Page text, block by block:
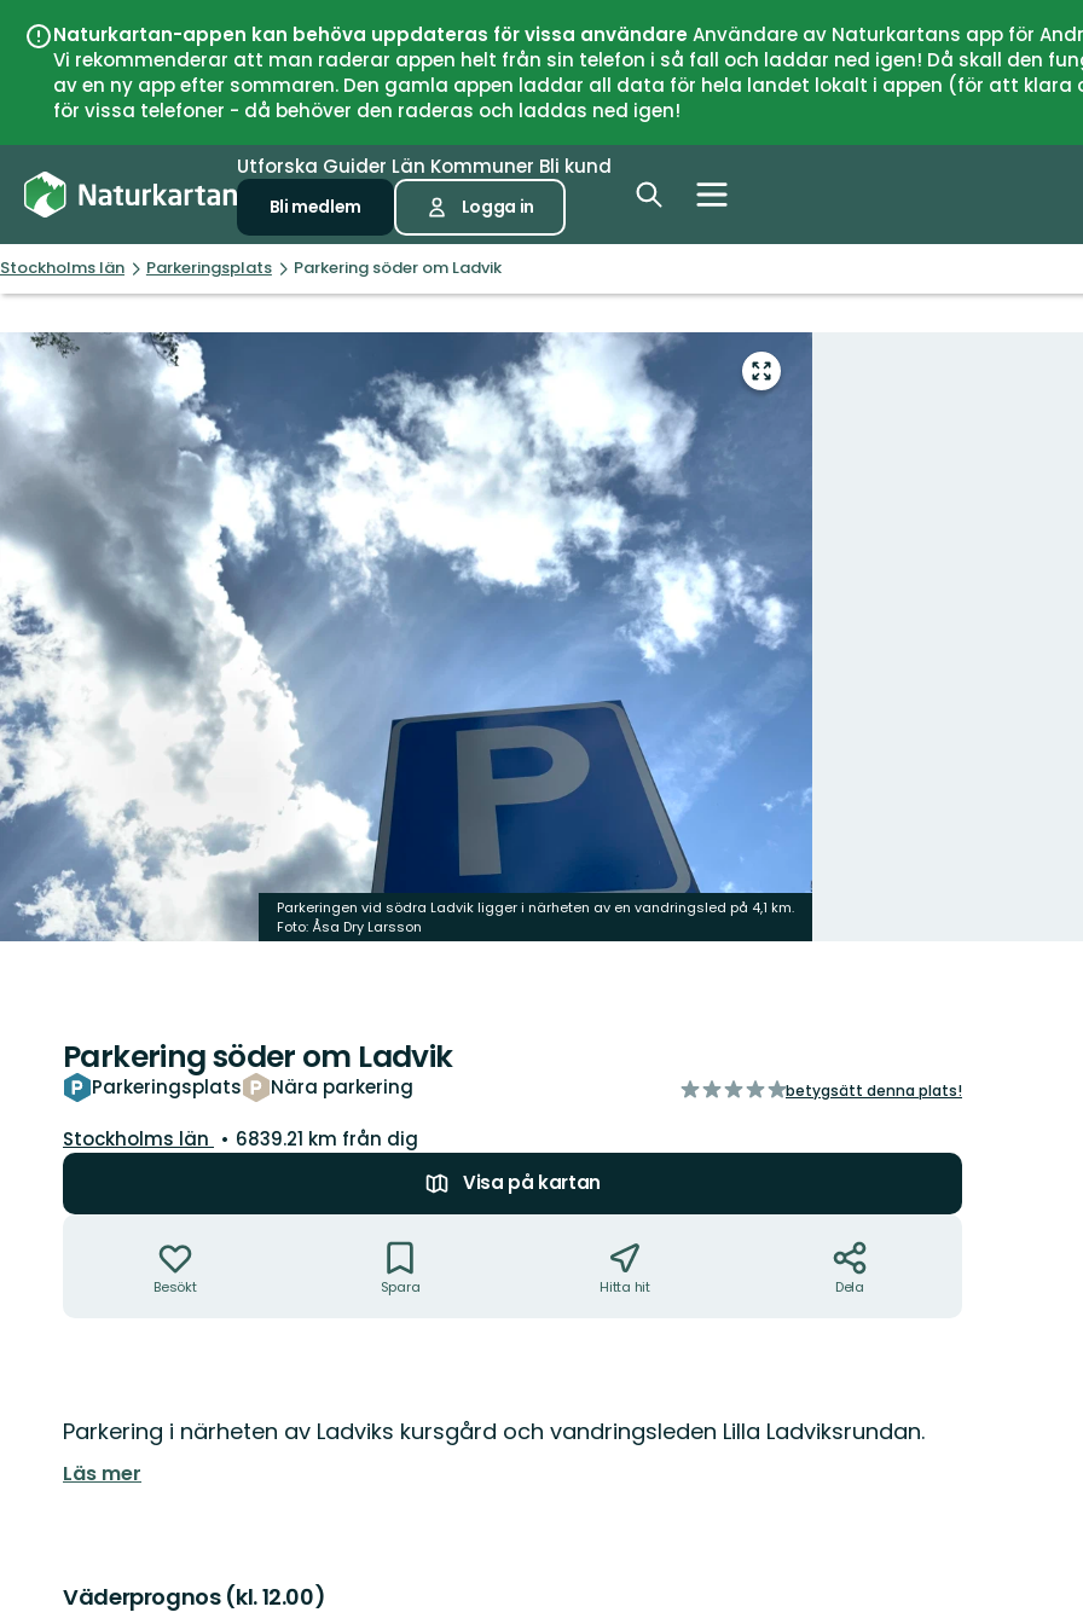
Naturkartan-appen kan behöva uppdateras för vissa användareAnvändare av Naturkartans app för
Vi rekommenderar att man raderar appen helt från sin telefon i så fall och laddar ned igen! Då skall den
av en ny app efter sommaren. Den gamla appen laddar all data för hela landet lokalt i appen (för att
för vissa telefoner - då behöver den raderas och laddas ned igen!
Utforska Guider Län Kommuner Bli kund
Bli medlem Logga in
Stockholms län Parkeringsplats Parkering söder om Ladvik
Gå
till
Parkeringen vid södra Ladvik ligger i närheten av en vandringsled på 4,1 km.
Foto: Åsa Dry Larsson
Parkering söder om Ladvik
Parkeringsplats Nära parkering
av
betygsätt denna plats!
Län:
Stockholms län
6839.21 km från dig
Visa på kartan
Besökt Spara Hitta hit Dela
Beskrivning
Parkering i närheten av Ladviks kursgård och vandringsleden Lilla Ladviksrundan.
Läs mer
Väderprognos (kl. 12.00)